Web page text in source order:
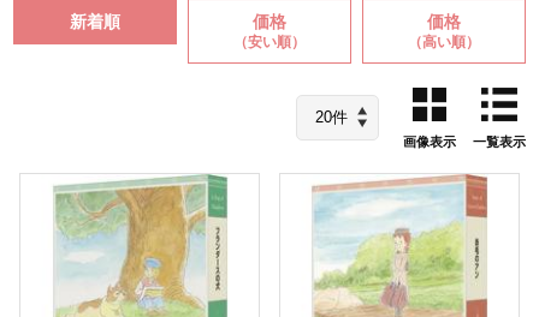
新着順 価格
（安い順）
価格
（高い順）
画像表示 一覧表示